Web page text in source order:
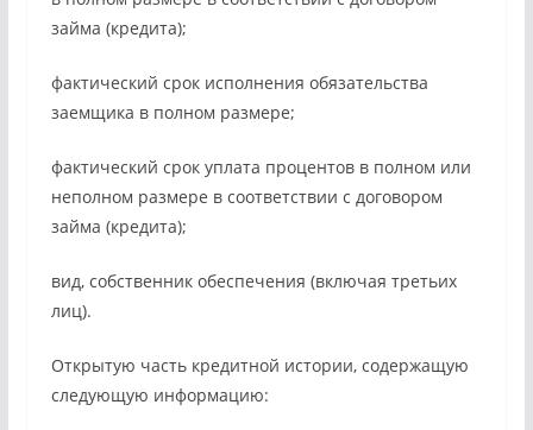
займа (кредита);
фактический срок исполнения обязательства
заемщика в полном размере;
фактический срок уплата процентов в полном или
неполном размере в соответствии с договором
займа (кредита);
вид, собственник обеспечения (включая третьих
лиц).
Открытую часть кредитной истории, содержащую
следующую информацию: